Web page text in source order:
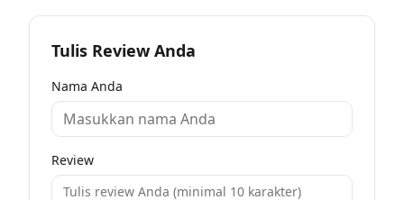
Tulis Review Anda
Nama Anda
Review